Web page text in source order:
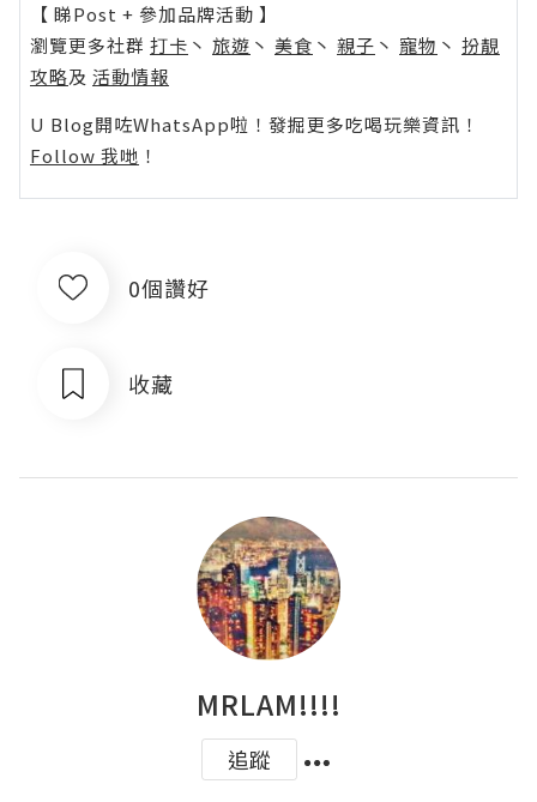
【 睇Post + 參加品牌活動 】
瀏覽更多社群 打卡 丶 旅遊 丶 美食 丶 親子 丶 寵物 丶 扮靚
攻略及 活動情報
U Blog開咗WhatsApp啦！發掘更多吃喝玩樂資訊！
Follow 我哋 ！
0個讚好
收藏
MRLAM!!!!
追蹤